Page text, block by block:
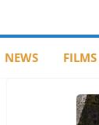
NEWS FILMS